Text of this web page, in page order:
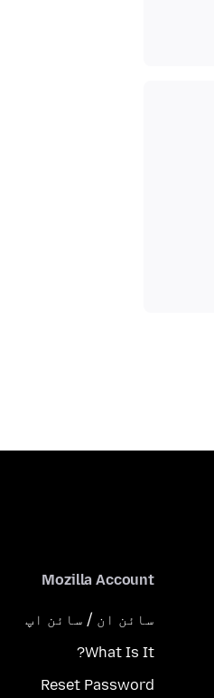
Mozilla Account
سائن ان / سائن اپ
What Is It?
Reset Password